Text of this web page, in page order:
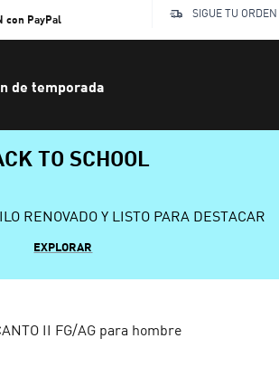
con PayPal
SIGUE TU ORDEN
de temporada
TO SCHOOL
RENOVADO Y LISTO PARA DESTACAR
EXPLORAR
II FG/AG para hombre